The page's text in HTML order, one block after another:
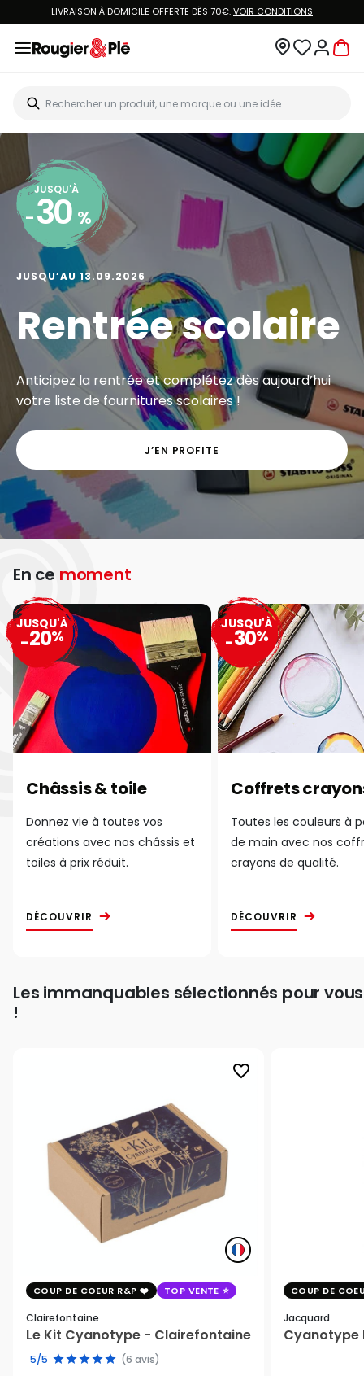
LIVRAISON À DOMICILE OFFERTE DÈS 70€.VOIR CONDITIONS
JUSQU'À
- 30 %
JUSQU’AU 13.09.2026
Rentrée scolaire
Anticipez la rentrée et complétez dès aujourd’hui
votre liste de fournitures scolaires !
J’EN PROFITE
En ce moment
Châssis & toile
Donnez vie à toutes vos
créations avec nos châssis et
toiles à prix réduit.
DÉCOUVRIR
JUSQU'À
-20%
Coffrets
Toutes les couleurs à
de main avec nos
crayons de qualité.
DÉCOUVRIR
JUSQU'À
-30%
Les immanquables sélectionnés pour vous
!
favorite_border
COUP DE COEUR R&P TOP VENTE
Clairefontaine
Le Kit Cyanotype - Clairefontaine
5/5 (6 avis)
COUP DE
Jacquard
Cyanotype